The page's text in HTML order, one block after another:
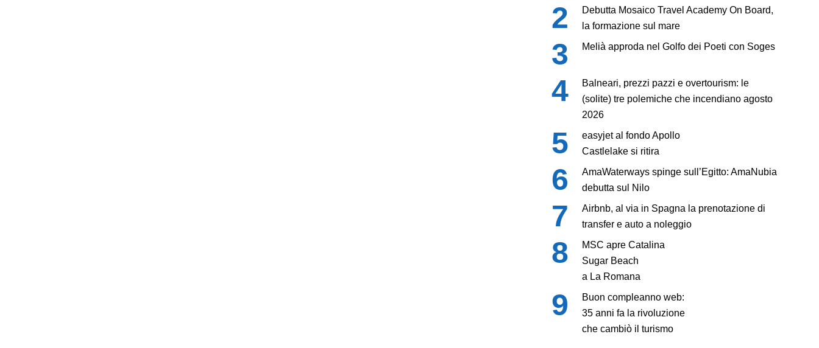
Debutta Mosaico Travel Academy On Board,
la formazione sul mare
Melià approda nel Golfo dei Poeti con Soges
Balneari, prezzi pazzi e overtourism: le
(solite) tre polemiche che incendiano agosto
2026
easyjet al fondo Apollo
Castlelake si ritira
AmaWaterways spinge sull’Egitto: AmaNubia
debutta sul Nilo
Airbnb, al via in Spagna la prenotazione di
transfer e auto a noleggio
MSC apre Catalina
Sugar Beach
a La Romana
Buon compleanno web:
35 anni fa la rivoluzione
che cambiò il turismo